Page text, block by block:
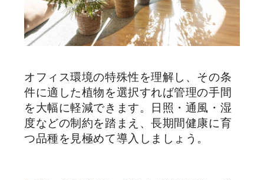
オフィス環境の特殊性を理解し、その条
件に適した植物を選択すれば管理の手間
を大幅に軽減できます。日照・通風・湿
度などの制約を踏まえ、長期間健康に育
つ品種を見極めて導入しましょう。